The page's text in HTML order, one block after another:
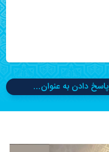
پاسخ دادن به عنوان...